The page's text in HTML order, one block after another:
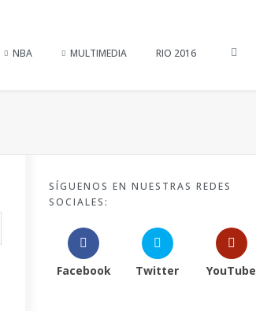
NBA MULTIMEDIA RIO 2016
SÍGUENOS EN NUESTRAS REDES
SOCIALES:
Facebook Twitter YouTube